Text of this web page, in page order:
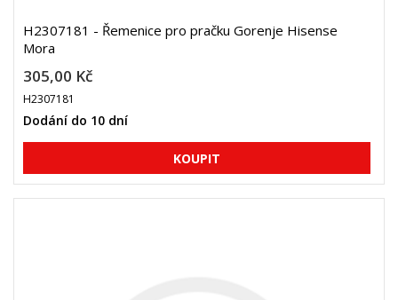
H2307181 - Řemenice pro pračku Gorenje Hisense
Mora
305,00 Kč
H2307181
Dodání do 10 dní